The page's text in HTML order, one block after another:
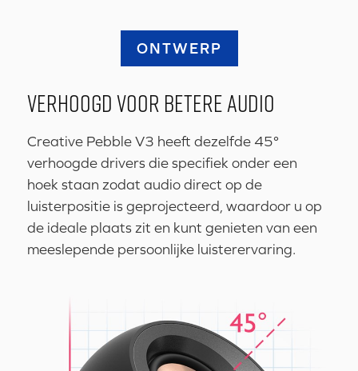
ONTWERP
VERHOOGD VOOR BETERE AUDIO
Creative Pebble V3 heeft dezelfde 45°
verhoogde drivers die specifiek onder een
hoek staan zodat audio direct op de
luisterpositie is geprojecteerd, waardoor u op
de ideale plaats zit en kunt genieten van een
meeslepende persoonlijke luisterervaring.